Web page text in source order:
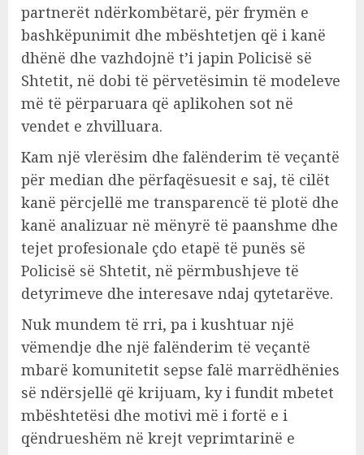
partnerët ndërkombëtarë, për frymën e
bashkëpunimit dhe mbështetjen që i kanë
dhënë dhe vazhdojnë t’i japin Policisë së
Shtetit, në dobi të përvetësimin të modeleve
më të përparuara që aplikohen sot në
vendet e zhvilluara.
Kam një vlerësim dhe falënderim të veçantë
për median dhe përfaqësuesit e saj, të cilët
kanë përcjellë me transparencë të plotë dhe
kanë analizuar në mënyrë të paanshme dhe
tejet profesionale çdo etapë të punës së
Policisë së Shtetit, në përmbushjeve të
detyrimeve dhe interesave ndaj qytetarëve.
Nuk mundem të rri, pa i kushtuar një
vëmendje dhe një falënderim të veçantë
mbarë komunitetit sepse falë marrëdhënies
së ndërsjellë që krijuam, ky i fundit mbetet
mbështetësi dhe motivi më i fortë e i
qëndrueshëm në krejt veprimtarinë e